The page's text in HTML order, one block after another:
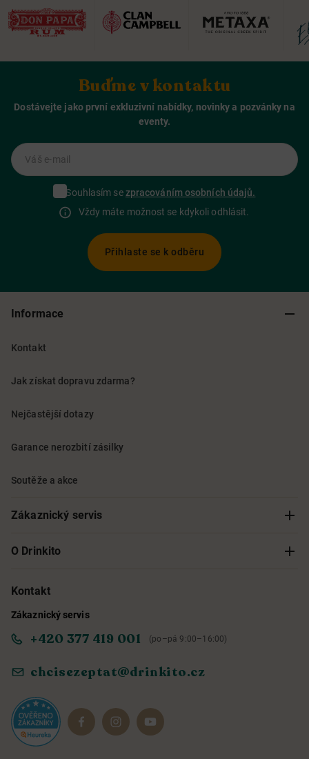
Buďme v kontaktu
Dostávejte jako první exkluzivní nabídky, novinky a pozvánky na
eventy.
Váš e-mail
Souhlasím sezpracováním osobních údajů.
Vždy máte možnost se kdykoli odhlásit.
Přihlaste se k odběru
Informace
Kontakt
Jak získat dopravu zdarma?
Nejčastější dotazy
Garance nerozbití zásilky
Soutěže a akce
Zákaznický servis
Sledování objednávky
Obchodní podmínky
Reklamace a vrácení
O Drinkito
O nás
Informace o přístupnosti služby
Dárkové sady
Kontakt
Zákaznický servis
+420 377 419 001 (po–pá 9:00–16:00)
chcisezeptat@drinkito.cz